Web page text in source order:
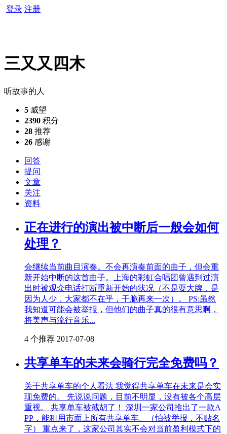
登录 注册
三又又四木
听故事的人
5 威望
2390 积分
28 推荐
26 感谢
回答
提问
文章
关注
资料
正在进行的演出被中断后一般会如何
处理？
会继续当前曲目演奏。不会再演奏前面的曲子，但会重
新开始中断的这首曲子。上海的彩虹合唱团曾遇到过演
出时被观众电话打断重新开始的状况（不是耍大牌，是
因为人少，大家都不在乎，干脆再来一次）。 PS:虽然
我知道可能会被举报，但他们的曲子真的很有意思啊，
将美声与流行音乐...
4 个推荐 2017-07-08
共享单车的未来会骑行完全免费吗？
关于共享单车的个人看法 我觉得共享单车在未来是会实
现免费的。 先说说问题，目前不明显，没有被各个高层
重视。 共享单车被截胡了！ 深圳一家公司推出了一款A
PP，能租用市面上所有共享单车。（怕被举报，不贴名
字） 重点来了，这家公司其实不会对当前盈利模式下的